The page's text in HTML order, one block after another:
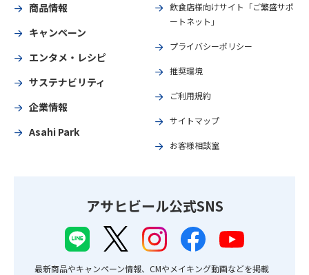
商品情報
キャンペーン
エンタメ・レシピ
サステナビリティ
企業情報
Asahi Park
飲食店様向けサイト「ご繁盛サポ
ートネット」
プライバシーポリシー
推奨環境
ご利用規約
サイトマップ
お客様相談室
アサヒビール公式SNS
最新商品やキャンペーン情報、CMやメイキング動画などを掲載